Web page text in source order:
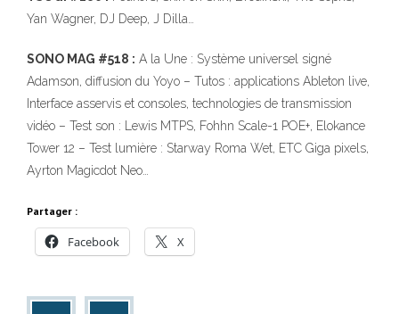
Yan Wagner, DJ Deep, J Dilla…
SONO MAG #518 : A la Une : Système universel signé
Adamson, diffusion du Yoyo – Tutos : applications Ableton live,
Interface asservis et consoles, technologies de transmission
vidéo – Test son : Lewis MTPS, Fohhn Scale-1 POE+, Elokance
Tower 12 – Test lumière : Starway Roma Wet, ETC Giga pixels,
Ayrton Magicdot Neo…
Partager :
Facebook X